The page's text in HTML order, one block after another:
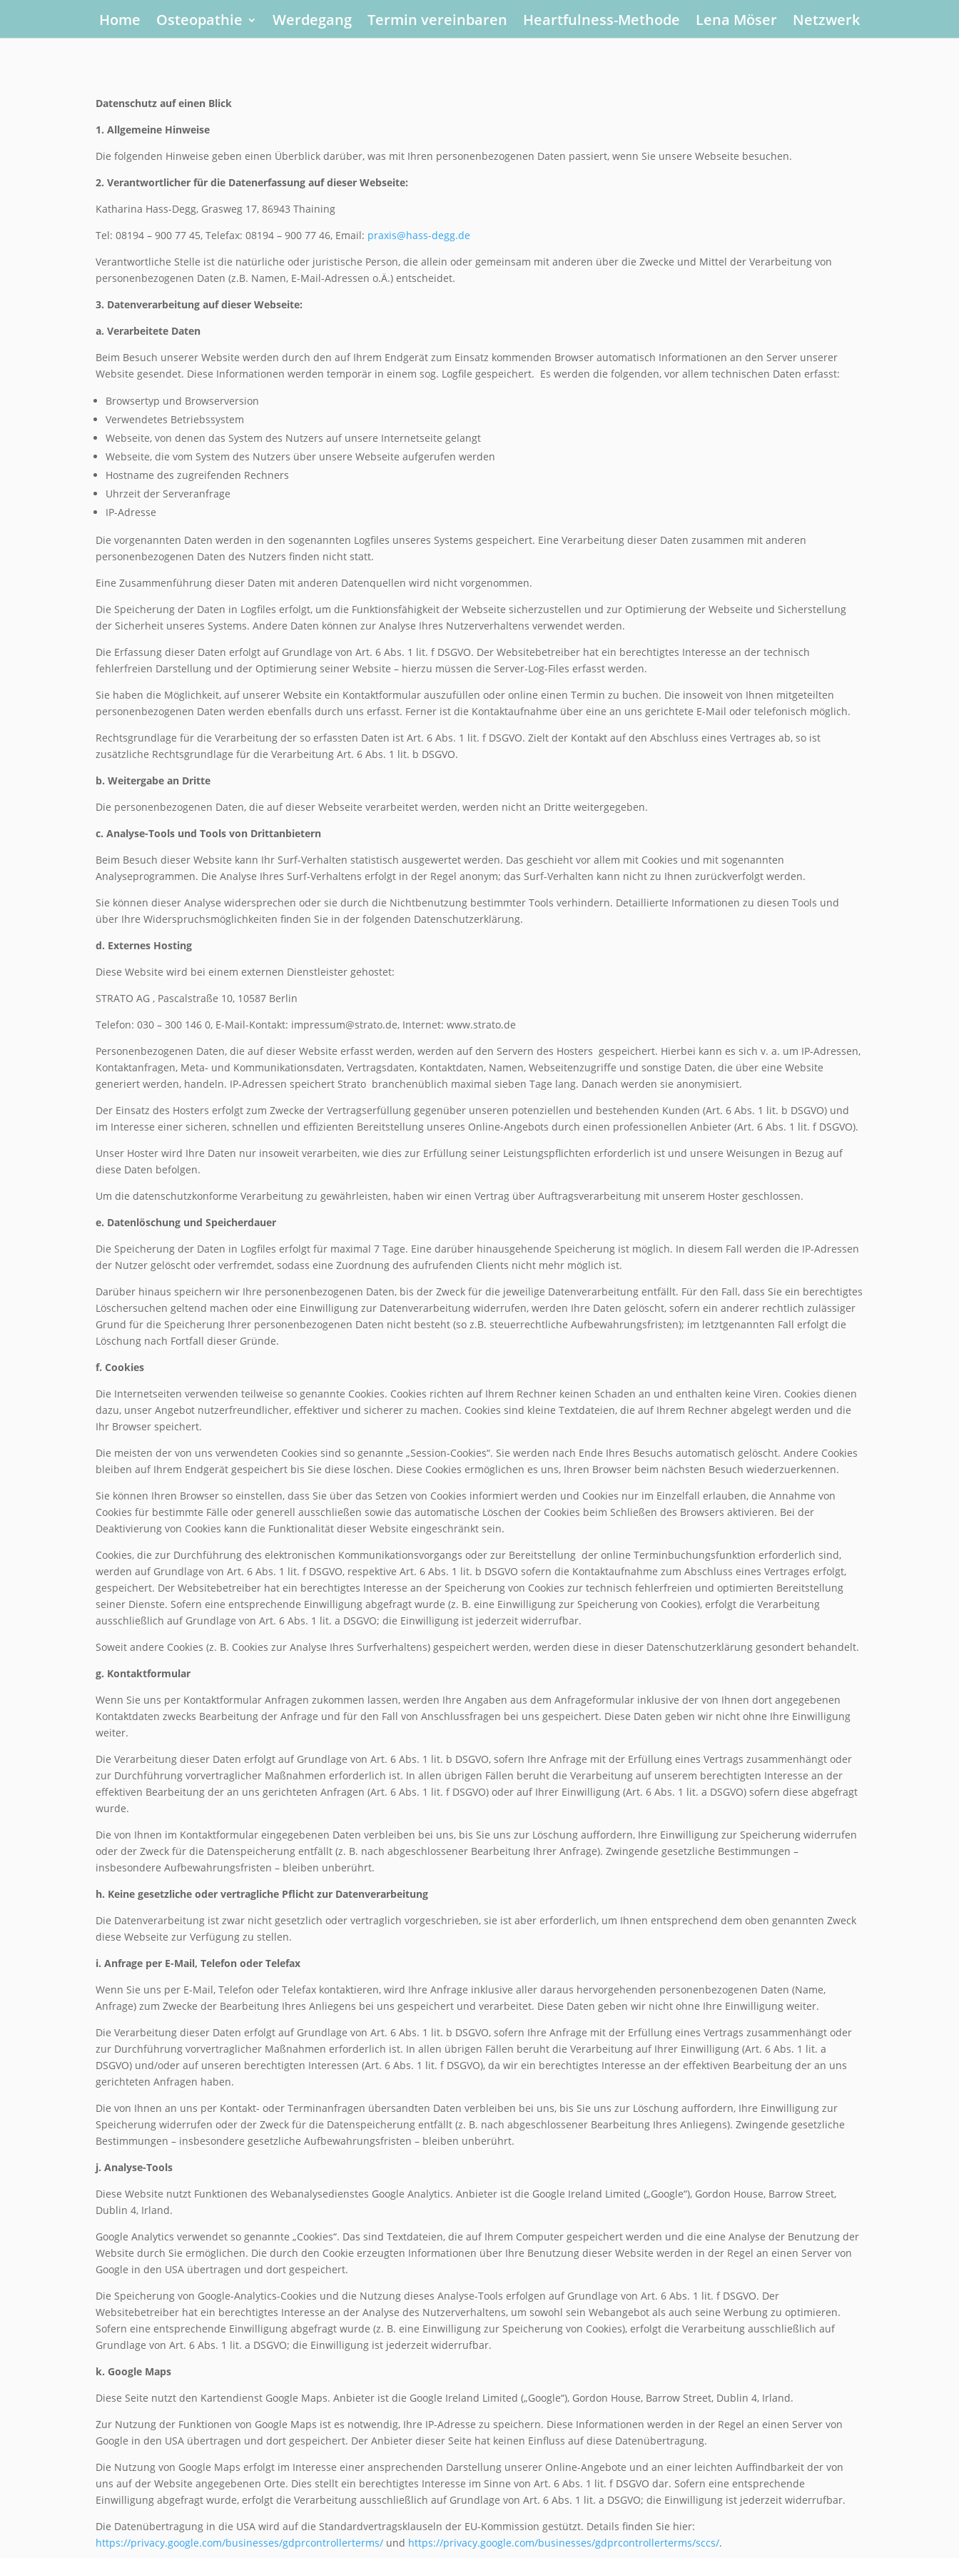
Home Osteopathie Werdegang Termin vereinbaren Heartfulness-Methode Lena Möser Netzwerk
Datenschutz auf einen Blick
1. Allgemeine Hinweise
Die folgenden Hinweise geben einen Überblick darüber, was mit Ihren personenbezogenen Daten passiert, wenn Sie unsere Webseite besuchen.
2. Verantwortlicher für die Datenerfassung auf dieser Webseite:
Katharina Hass-Degg, Grasweg 17, 86943 Thaining
Tel: 08194 – 900 77 45, Telefax: 08194 – 900 77 46, Email: praxis@hass-degg.de
Verantwortliche Stelle ist die natürliche oder juristische Person, die allein oder gemeinsam mit anderen über die Zwecke und Mittel der Verarbeitung von
personenbezogenen Daten (z.B. Namen, E-Mail-Adressen o.Ä.) entscheidet.
3. Datenverarbeitung auf dieser Webseite:
a. Verarbeitete Daten
Beim Besuch unserer Website werden durch den auf Ihrem Endgerät zum Einsatz kommenden Browser automatisch Informationen an den Server unserer
Website gesendet. Diese Informationen werden temporär in einem sog. Logfile gespeichert. Es werden die folgenden, vor allem technischen Daten erfasst:
Browsertyp und Browserversion
Verwendetes Betriebssystem
Webseite, von denen das System des Nutzers auf unsere Internetseite gelangt
Webseite, die vom System des Nutzers über unsere Webseite aufgerufen werden
Hostname des zugreifenden Rechners
Uhrzeit der Serveranfrage
IP-Adresse
Die vorgenannten Daten werden in den sogenannten Logfiles unseres Systems gespeichert. Eine Verarbeitung dieser Daten zusammen mit anderen
personenbezogenen Daten des Nutzers finden nicht statt.
Eine Zusammenführung dieser Daten mit anderen Datenquellen wird nicht vorgenommen.
Die Speicherung der Daten in Logfiles erfolgt, um die Funktionsfähigkeit der Webseite sicherzustellen und zur Optimierung der Webseite und Sicherstellung
der Sicherheit unseres Systems. Andere Daten können zur Analyse Ihres Nutzerverhaltens verwendet werden.
Die Erfassung dieser Daten erfolgt auf Grundlage von Art. 6 Abs. 1 lit. f DSGVO. Der Websitebetreiber hat ein berechtigtes Interesse an der technisch
fehlerfreien Darstellung und der Optimierung seiner Website – hierzu müssen die Server-Log-Files erfasst werden.
Sie haben die Möglichkeit, auf unserer Website ein Kontaktformular auszufüllen oder online einen Termin zu buchen. Die insoweit von Ihnen mitgeteilten
personenbezogenen Daten werden ebenfalls durch uns erfasst. Ferner ist die Kontaktaufnahme über eine an uns gerichtete E-Mail oder telefonisch möglich.
Rechtsgrundlage für die Verarbeitung der so erfassten Daten ist Art. 6 Abs. 1 lit. f DSGVO. Zielt der Kontakt auf den Abschluss eines Vertrages ab, so ist
zusätzliche Rechtsgrundlage für die Verarbeitung Art. 6 Abs. 1 lit. b DSGVO.
b. Weitergabe an Dritte
Die personenbezogenen Daten, die auf dieser Webseite verarbeitet werden, werden nicht an Dritte weitergegeben.
c. Analyse-Tools und Tools von Drittanbietern
Beim Besuch dieser Website kann Ihr Surf-Verhalten statistisch ausgewertet werden. Das geschieht vor allem mit Cookies und mit sogenannten
Analyseprogrammen. Die Analyse Ihres Surf-Verhaltens erfolgt in der Regel anonym; das Surf-Verhalten kann nicht zu Ihnen zurückverfolgt werden.
Sie können dieser Analyse widersprechen oder sie durch die Nichtbenutzung bestimmter Tools verhindern. Detaillierte Informationen zu diesen Tools und
über Ihre Widerspruchsmöglichkeiten finden Sie in der folgenden Datenschutzerklärung.
d. Externes Hosting
Diese Website wird bei einem externen Dienstleister gehostet:
STRATO AG , Pascalstraße 10, 10587 Berlin
Telefon: 030 – 300 146 0, E-Mail-Kontakt: impressum@strato.de, Internet: www.strato.de
Personenbezogenen Daten, die auf dieser Website erfasst werden, werden auf den Servern des Hosters gespeichert. Hierbei kann es sich v. a. um IP-Adressen,
Kontaktanfragen, Meta- und Kommunikationsdaten, Vertragsdaten, Kontaktdaten, Namen, Webseitenzugriffe und sonstige Daten, die über eine Website
generiert werden, handeln. IP-Adressen speichert Strato branchenüblich maximal sieben Tage lang. Danach werden sie anonymisiert.
Der Einsatz des Hosters erfolgt zum Zwecke der Vertragserfüllung gegenüber unseren potenziellen und bestehenden Kunden (Art. 6 Abs. 1 lit. b DSGVO) und
im Interesse einer sicheren, schnellen und effizienten Bereitstellung unseres Online-Angebots durch einen professionellen Anbieter (Art. 6 Abs. 1 lit. f DSGVO).
Unser Hoster wird Ihre Daten nur insoweit verarbeiten, wie dies zur Erfüllung seiner Leistungspflichten erforderlich ist und unsere Weisungen in Bezug auf
diese Daten befolgen.
Um die datenschutzkonforme Verarbeitung zu gewährleisten, haben wir einen Vertrag über Auftragsverarbeitung mit unserem Hoster geschlossen.
e. Datenlöschung und Speicherdauer
Die Speicherung der Daten in Logfiles erfolgt für maximal 7 Tage. Eine darüber hinausgehende Speicherung ist möglich. In diesem Fall werden die IP-Adressen
der Nutzer gelöscht oder verfremdet, sodass eine Zuordnung des aufrufenden Clients nicht mehr möglich ist.
Darüber hinaus speichern wir Ihre personenbezogenen Daten, bis der Zweck für die jeweilige Datenverarbeitung entfällt. Für den Fall, dass Sie ein berechtigtes
Löschersuchen geltend machen oder eine Einwilligung zur Datenverarbeitung widerrufen, werden Ihre Daten gelöscht, sofern ein anderer rechtlich zulässiger
Grund für die Speicherung Ihrer personenbezogenen Daten nicht besteht (so z.B. steuerrechtliche Aufbewahrungsfristen); im letztgenannten Fall erfolgt die
Löschung nach Fortfall dieser Gründe.
f. Cookies
Die Internetseiten verwenden teilweise so genannte Cookies. Cookies richten auf Ihrem Rechner keinen Schaden an und enthalten keine Viren. Cookies dienen
dazu, unser Angebot nutzerfreundlicher, effektiver und sicherer zu machen. Cookies sind kleine Textdateien, die auf Ihrem Rechner abgelegt werden und die
Ihr Browser speichert.
Die meisten der von uns verwendeten Cookies sind so genannte „Session-Cookies“. Sie werden nach Ende Ihres Besuchs automatisch gelöscht. Andere Cookies
bleiben auf Ihrem Endgerät gespeichert bis Sie diese löschen. Diese Cookies ermöglichen es uns, Ihren Browser beim nächsten Besuch wiederzuerkennen.
Sie können Ihren Browser so einstellen, dass Sie über das Setzen von Cookies informiert werden und Cookies nur im Einzelfall erlauben, die Annahme von
Cookies für bestimmte Fälle oder generell ausschließen sowie das automatische Löschen der Cookies beim Schließen des Browsers aktivieren. Bei der
Deaktivierung von Cookies kann die Funktionalität dieser Website eingeschränkt sein.
Cookies, die zur Durchführung des elektronischen Kommunikationsvorgangs oder zur Bereitstellung der online Terminbuchungsfunktion erforderlich sind,
werden auf Grundlage von Art. 6 Abs. 1 lit. f DSGVO, respektive Art. 6 Abs. 1 lit. b DSGVO sofern die Kontaktaufnahme zum Abschluss eines Vertrages erfolgt,
gespeichert. Der Websitebetreiber hat ein berechtigtes Interesse an der Speicherung von Cookies zur technisch fehlerfreien und optimierten Bereitstellung
seiner Dienste. Sofern eine entsprechende Einwilligung abgefragt wurde (z. B. eine Einwilligung zur Speicherung von Cookies), erfolgt die Verarbeitung
ausschließlich auf Grundlage von Art. 6 Abs. 1 lit. a DSGVO; die Einwilligung ist jederzeit widerrufbar.
Soweit andere Cookies (z. B. Cookies zur Analyse Ihres Surfverhaltens) gespeichert werden, werden diese in dieser Datenschutzerklärung gesondert behandelt.
g. Kontaktformular
Wenn Sie uns per Kontaktformular Anfragen zukommen lassen, werden Ihre Angaben aus dem Anfrageformular inklusive der von Ihnen dort angegebenen
Kontaktdaten zwecks Bearbeitung der Anfrage und für den Fall von Anschlussfragen bei uns gespeichert. Diese Daten geben wir nicht ohne Ihre Einwilligung
weiter.
Die Verarbeitung dieser Daten erfolgt auf Grundlage von Art. 6 Abs. 1 lit. b DSGVO, sofern Ihre Anfrage mit der Erfüllung eines Vertrags zusammenhängt oder
zur Durchführung vorvertraglicher Maßnahmen erforderlich ist. In allen übrigen Fällen beruht die Verarbeitung auf unserem berechtigten Interesse an der
effektiven Bearbeitung der an uns gerichteten Anfragen (Art. 6 Abs. 1 lit. f DSGVO) oder auf Ihrer Einwilligung (Art. 6 Abs. 1 lit. a DSGVO) sofern diese abgefragt
wurde.
Die von Ihnen im Kontaktformular eingegebenen Daten verbleiben bei uns, bis Sie uns zur Löschung auffordern, Ihre Einwilligung zur Speicherung widerrufen
oder der Zweck für die Datenspeicherung entfällt (z. B. nach abgeschlossener Bearbeitung Ihrer Anfrage). Zwingende gesetzliche Bestimmungen –
insbesondere Aufbewahrungsfristen – bleiben unberührt.
h. Keine gesetzliche oder vertragliche Pflicht zur Datenverarbeitung
Die Datenverarbeitung ist zwar nicht gesetzlich oder vertraglich vorgeschrieben, sie ist aber erforderlich, um Ihnen entsprechend dem oben genannten Zweck
diese Webseite zur Verfügung zu stellen.
i. Anfrage per E-Mail, Telefon oder Telefax
Wenn Sie uns per E-Mail, Telefon oder Telefax kontaktieren, wird Ihre Anfrage inklusive aller daraus hervorgehenden personenbezogenen Daten (Name,
Anfrage) zum Zwecke der Bearbeitung Ihres Anliegens bei uns gespeichert und verarbeitet. Diese Daten geben wir nicht ohne Ihre Einwilligung weiter.
Die Verarbeitung dieser Daten erfolgt auf Grundlage von Art. 6 Abs. 1 lit. b DSGVO, sofern Ihre Anfrage mit der Erfüllung eines Vertrags zusammenhängt oder
zur Durchführung vorvertraglicher Maßnahmen erforderlich ist. In allen übrigen Fällen beruht die Verarbeitung auf Ihrer Einwilligung (Art. 6 Abs. 1 lit. a
DSGVO) und/oder auf unseren berechtigten Interessen (Art. 6 Abs. 1 lit. f DSGVO), da wir ein berechtigtes Interesse an der effektiven Bearbeitung der an uns
gerichteten Anfragen haben.
Die von Ihnen an uns per Kontakt- oder Terminanfragen übersandten Daten verbleiben bei uns, bis Sie uns zur Löschung auffordern, Ihre Einwilligung zur
Speicherung widerrufen oder der Zweck für die Datenspeicherung entfällt (z. B. nach abgeschlossener Bearbeitung Ihres Anliegens). Zwingende gesetzliche
Bestimmungen – insbesondere gesetzliche Aufbewahrungsfristen – bleiben unberührt.
j. Analyse-Tools
Diese Website nutzt Funktionen des Webanalysedienstes Google Analytics. Anbieter ist die Google Ireland Limited („Google“), Gordon House, Barrow Street,
Dublin 4, Irland.
Google Analytics verwendet so genannte „Cookies“. Das sind Textdateien, die auf Ihrem Computer gespeichert werden und die eine Analyse der Benutzung der
Website durch Sie ermöglichen. Die durch den Cookie erzeugten Informationen über Ihre Benutzung dieser Website werden in der Regel an einen Server von
Google in den USA übertragen und dort gespeichert.
Die Speicherung von Google-Analytics-Cookies und die Nutzung dieses Analyse-Tools erfolgen auf Grundlage von Art. 6 Abs. 1 lit. f DSGVO. Der
Websitebetreiber hat ein berechtigtes Interesse an der Analyse des Nutzerverhaltens, um sowohl sein Webangebot als auch seine Werbung zu optimieren.
Sofern eine entsprechende Einwilligung abgefragt wurde (z. B. eine Einwilligung zur Speicherung von Cookies), erfolgt die Verarbeitung ausschließlich auf
Grundlage von Art. 6 Abs. 1 lit. a DSGVO; die Einwilligung ist jederzeit widerrufbar.
k. Google Maps
Diese Seite nutzt den Kartendienst Google Maps. Anbieter ist die Google Ireland Limited („Google“), Gordon House, Barrow Street, Dublin 4, Irland.
Zur Nutzung der Funktionen von Google Maps ist es notwendig, Ihre IP-Adresse zu speichern. Diese Informationen werden in der Regel an einen Server von
Google in den USA übertragen und dort gespeichert. Der Anbieter dieser Seite hat keinen Einfluss auf diese Datenübertragung.
Die Nutzung von Google Maps erfolgt im Interesse einer ansprechenden Darstellung unserer Online-Angebote und an einer leichten Auffindbarkeit der von
uns auf der Website angegebenen Orte. Dies stellt ein berechtigtes Interesse im Sinne von Art. 6 Abs. 1 lit. f DSGVO dar. Sofern eine entsprechende
Einwilligung abgefragt wurde, erfolgt die Verarbeitung ausschließlich auf Grundlage von Art. 6 Abs. 1 lit. a DSGVO; die Einwilligung ist jederzeit widerrufbar.
Die Datenübertragung in die USA wird auf die Standardvertragsklauseln der EU-Kommission gestützt. Details finden Sie hier:
https://privacy.google.com/businesses/gdprcontrollerterms/ und https://privacy.google.com/businesses/gdprcontrollerterms/sccs/.